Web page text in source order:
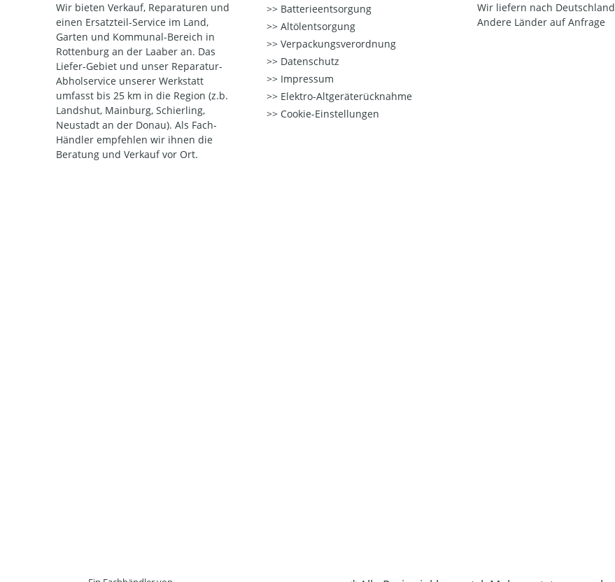
Wir bieten Verkauf, Reparaturen und
einen Ersatzteil-Service im Land,
Garten und Kommunal-Bereich in
Rottenburg an der Laaber an. Das
Liefer-Gebiet und unser Reparatur-
Abholservice unserer Werkstatt
umfasst bis 25 km in die Region (z.b.
Landshut, Mainburg, Schierling,
Neustadt an der Donau). Als Fach-
Händler empfehlen wir ihnen die
Beratung und Verkauf vor Ort.
Batterieentsorgung
Altölentsorgung
Verpackungsverordnung
Datenschutz
Impressum
Elektro-Altgeräterücknahme
Cookie-Einstellungen
Wir liefern nach Deutschland
Andere Länder auf Anfrage